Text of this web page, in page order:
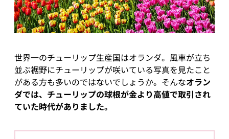
世界一のチューリップ生産国はオランダ。風車が立ち
並ぶ裾野にチューリップが咲いている写真を見たこと
がある方も多いのではないでしょうか。そんなオラン
ダでは、チューリップの球根が金より高値で取引され
ていた時代がありました。